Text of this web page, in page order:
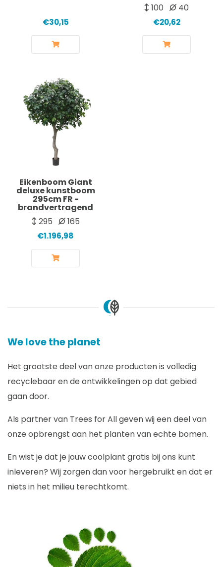
€30,15
100
40
€20,62
Eikenboom Giant
deluxe kunstboom
295cm FR -
brandvertragend
295
165
€1.196,98
We love the planet
Het grootste deel van onze producten is volledig
recyclebaar en de ontwikkelingen op dat gebied
gaan door.
Als partner van Trees for All geven wij een deel van
onze opbrengst aan het planten van echte bomen.
En wist je dat je jouw coolplant gratis bij ons kunt
inleveren? Wij zorgen dan voor hergebruikt en dat er
niets in het milieu terechtkomt.